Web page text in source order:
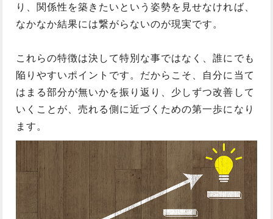
り、関係性を築きたいという姿勢を見せなければ、
なかなか結果には繋がらないのが現実です。
これらの特徴は決して特別な事ではなく、誰にでも
陥りやすいポイントです。だからこそ、自分に当て
はまる部分が無いかを振り返り、少しずつ改善して
いくことが、売れる側に近づくための第一歩になり
ます。